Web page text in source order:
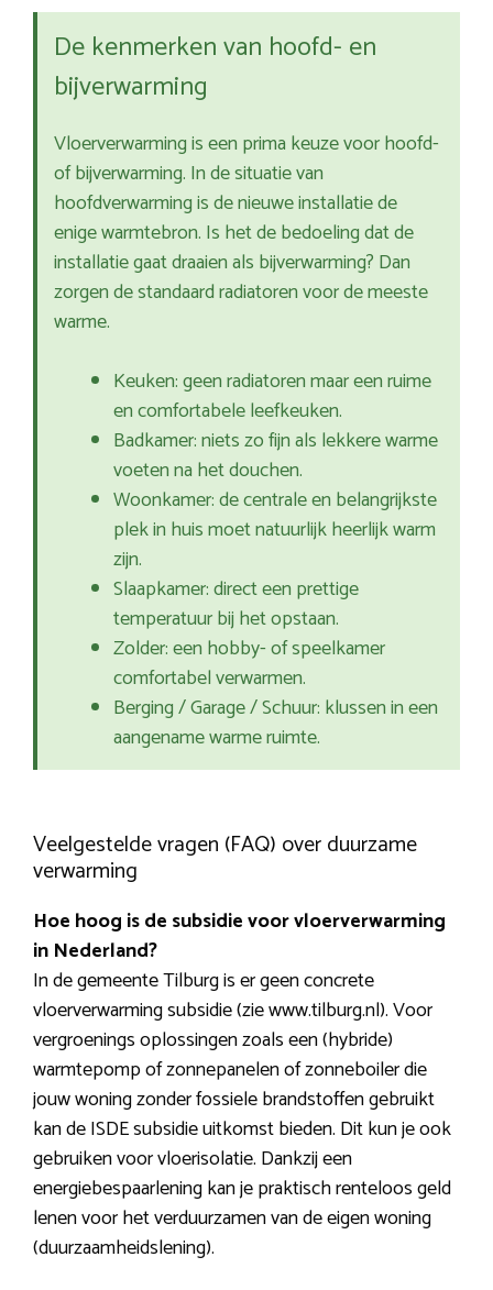
De kenmerken van hoofd- en
bijverwarming
Vloerverwarming is een prima keuze voor hoofd-
of bijverwarming. In de situatie van
hoofdverwarming is de nieuwe installatie de
enige warmtebron. Is het de bedoeling dat de
installatie gaat draaien als bijverwarming? Dan
zorgen de standaard radiatoren voor de meeste
warme.
Keuken: geen radiatoren maar een ruime
en comfortabele leefkeuken.
Badkamer: niets zo fijn als lekkere warme
voeten na het douchen.
Woonkamer: de centrale en belangrijkste
plek in huis moet natuurlijk heerlijk warm
zijn.
Slaapkamer: direct een prettige
temperatuur bij het opstaan.
Zolder: een hobby- of speelkamer
comfortabel verwarmen.
Berging / Garage / Schuur: klussen in een
aangename warme ruimte.
Veelgestelde vragen (FAQ) over duurzame
verwarming
Hoe hoog is de subsidie voor vloerverwarming
in Nederland?
In de gemeente Tilburg is er geen concrete
vloerverwarming subsidie (zie www.tilburg.nl). Voor
vergroenings oplossingen zoals een (hybride)
warmtepomp of zonnepanelen of zonneboiler die
jouw woning zonder fossiele brandstoffen gebruikt
kan de ISDE subsidie uitkomst bieden. Dit kun je ook
gebruiken voor vloerisolatie. Dankzij een
energiebespaarlening kan je praktisch renteloos geld
lenen voor het verduurzamen van de eigen woning
(duurzaamheidslening).